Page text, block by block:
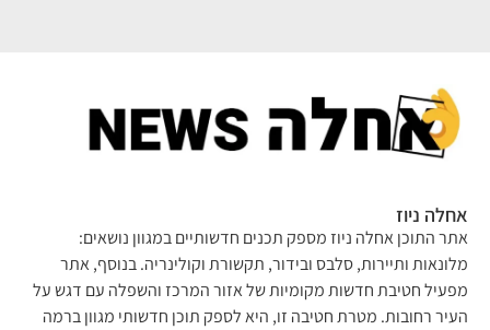
ניוז
התוכן אחלה ניוז מספק תכנים חדשותיים במגוון נושאים:
ותיירות, סלבס ובידור, תקשורת וקולינריה. בנוסף, אתר
חטיבת חדשות מקומיות של אזור המרכז והשפלה עם דגש על
רחובות. מטרת חטיבה זו, היא לספק תוכן חדשותי מגוון ברמה